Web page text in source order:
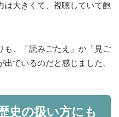
は大きくて、視聴していて飽
も、「読みごたえ」か「見ご
ているのだと感じました。
史の扱い方にも